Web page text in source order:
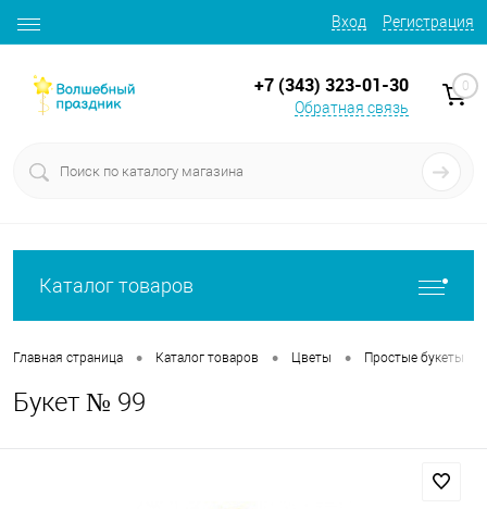
Вход Регистрация
+7 (343) 323-01-30
Обратная связь
0
Каталог товаров
Главная страница • Каталог товаров • Цветы • Простые букеты
Букет № 99